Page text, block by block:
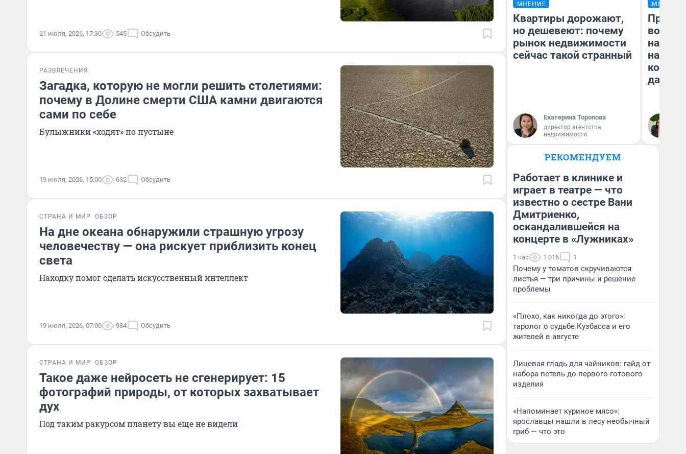
21 июля, 2026, 17:30 545 Обсудить
РАЗВЛЕЧЕНИЯ
Загадка, которую не могли решить столетиями:
почему в Долине смерти США камни двигаются
сами по себе
Булыжники «ходят» по пустыне
19 июля, 2026, 15:00 632 Обсудить
СТРАНА И МИР ОБЗОР
На дне океана обнаружили страшную угрозу
человечеству — она рискует приблизить конец
света
Находку помог сделать искусственный интеллект
19 июля, 2026, 07:00 984 Обсудить
СТРАНА И МИР ОБЗОР
Такое даже нейросеть не сгенерирует: 15
фотографий природы, от которых захватывает
дух
Под таким ракурсом планету вы еще не видели
МНЕНИЕ
Квартиры дорожают,
но дешевеют: почему
рынок недвижимости
сейчас такой странный
Екатерина Торопова
директор агентства
недвижимости
МНЕНИЕ
нам
даже
РЕКОМЕНДУЕМ
Работает в клинике и
играет в театре — что
известно о сестре Вани
Дмитриенко,
оскандалившейся на
концерте в «Лужниках»
1 час 1 016 1
Почему у томатов скручиваются
листья — три причины и решение
проблемы
«Плохо, как никогда до этого»:
таролог о судьбе Кузбасса и его
жителей в августе
Лицевая гладь для чайников: гайд от
набора петель до первого готового
изделия
«Напоминает куриное мясо»:
ярославцы нашли в лесу необычный
гриб — что это